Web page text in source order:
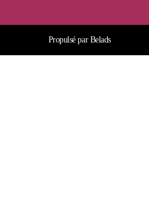
Propulsé par Belads